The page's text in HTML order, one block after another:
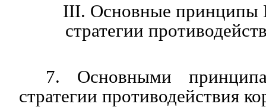
III. Основные принципы
стратегии
7. Основными
стратегии противодействия